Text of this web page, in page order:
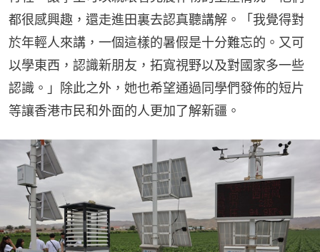
都很感興趣，還走進田裏去認真聽講解。「我覺得對
於年輕人來講，一個這樣的暑假是十分難忘的。又可
以學東西，認識新朋友，拓寬視野以及對國家多一些
認識。」除此之外，她也希望通過同學們發佈的短片
等讓香港市民和外面的人更加了解新疆。